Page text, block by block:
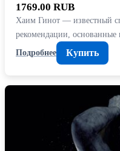
1769.00 RUB
Хаим Гинот — известный
рекомендации, основанные
Подробнее
Купить